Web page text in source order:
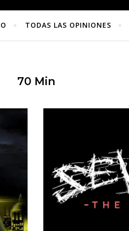
TODAS LAS OPINIONES
70 Min